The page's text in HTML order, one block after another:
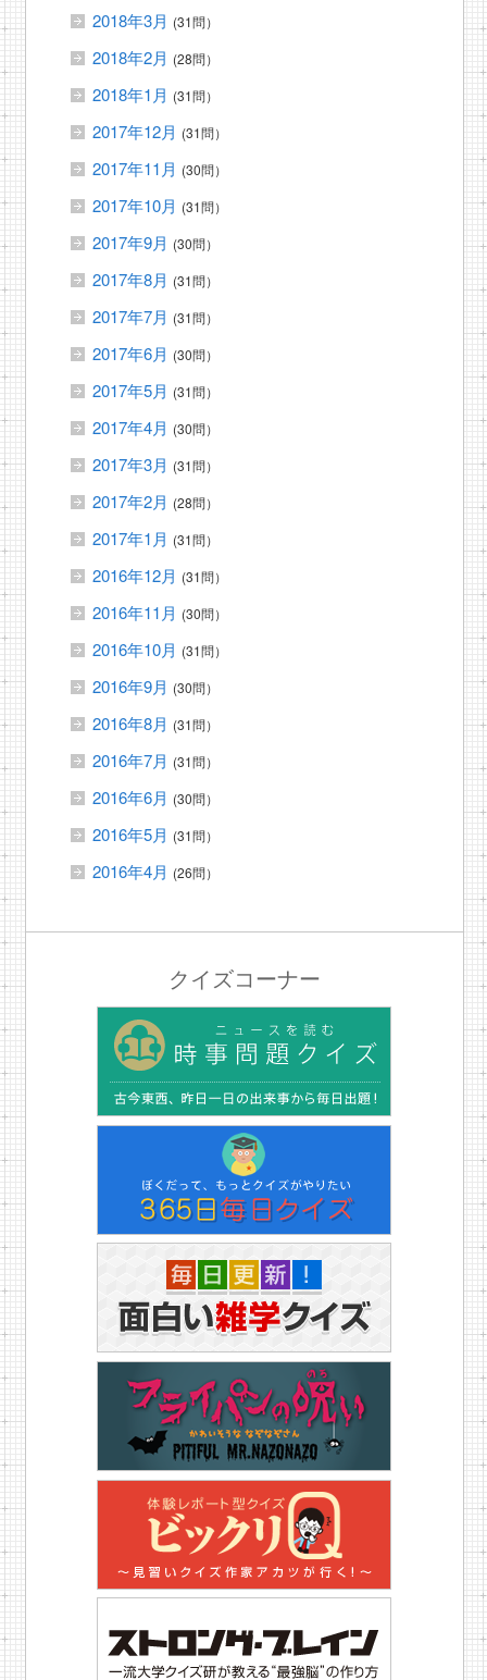
2018年3月 (31問）
2018年2月 (28問）
2018年1月 (31問）
2017年12月 (31問）
2017年11月 (30問）
2017年10月 (31問）
2017年9月 (30問）
2017年8月 (31問）
2017年7月 (31問）
2017年6月 (30問）
2017年5月 (31問）
2017年4月 (30問）
2017年3月 (31問）
2017年2月 (28問）
2017年1月 (31問）
2016年12月 (31問）
2016年11月 (30問）
2016年10月 (31問）
2016年9月 (30問）
2016年8月 (31問）
2016年7月 (31問）
2016年6月 (30問）
2016年5月 (31問）
2016年4月 (26問）
クイズコーナー